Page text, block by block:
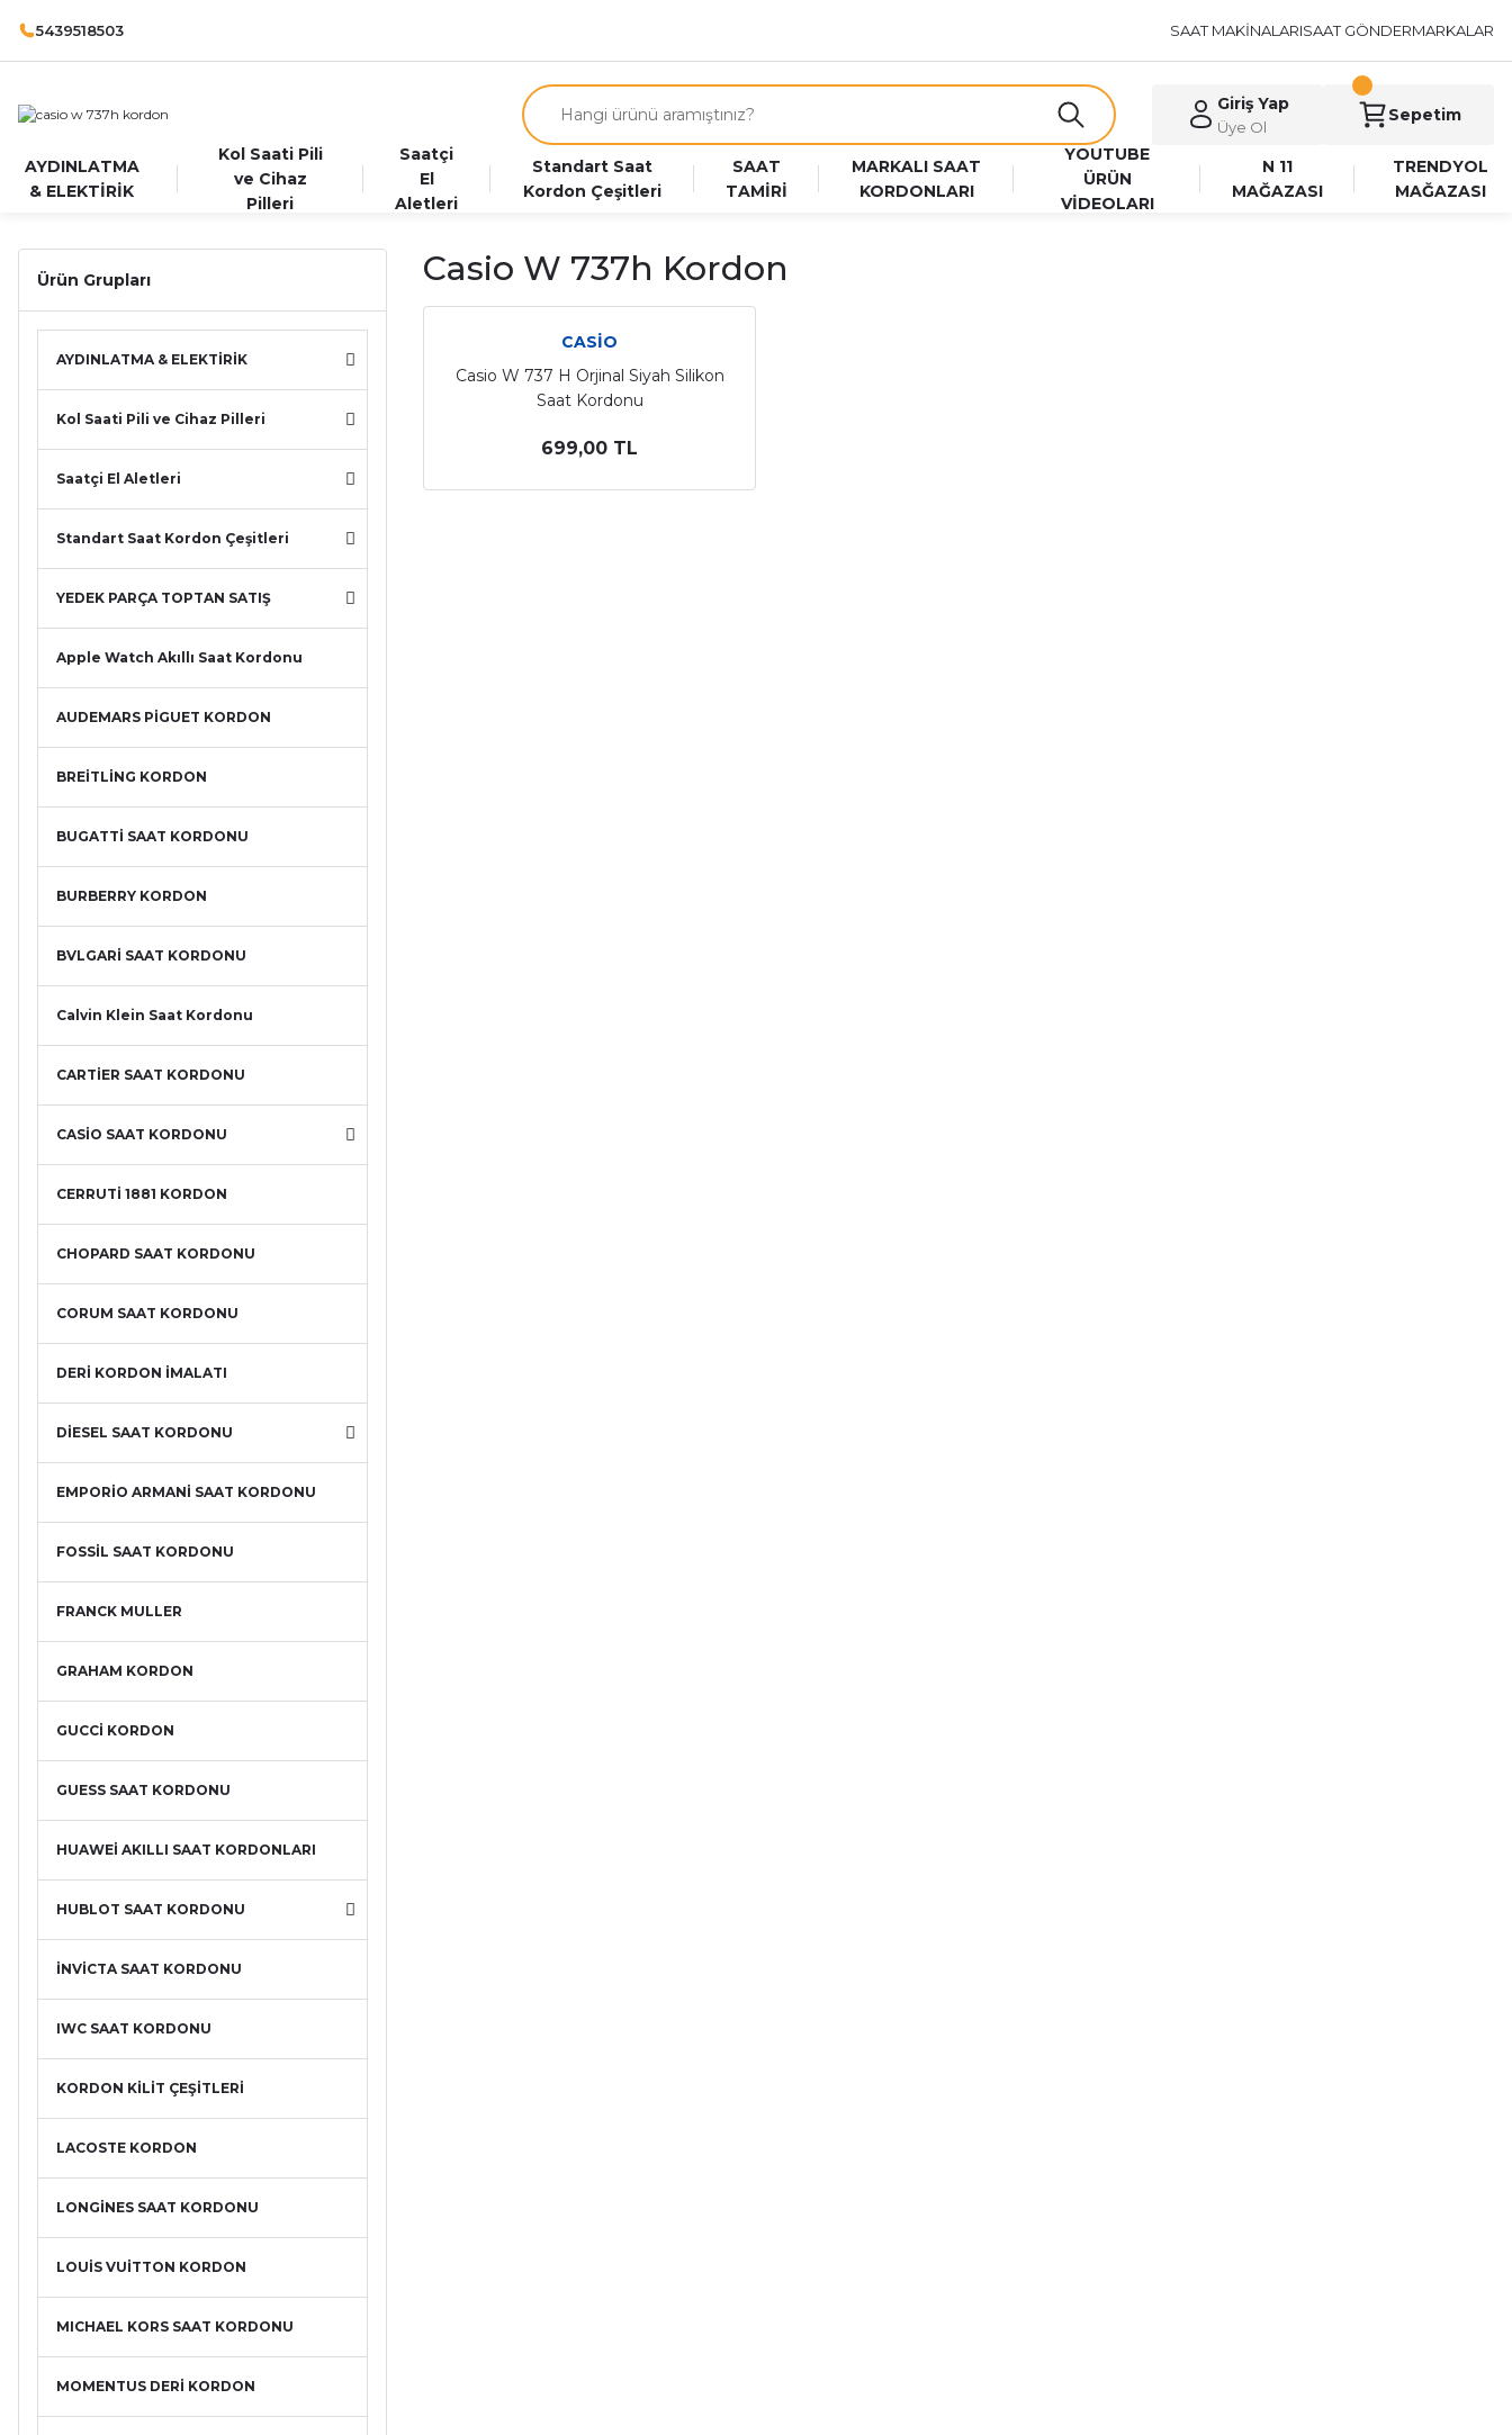
5439518503 SAAT MAKİNALARISAAT GÖNDERMARKALAR
Giriş Yap
Üye Ol
Sepetim
AYDINLATMA
& ELEKTİRİK
Kol Saati Pili
ve Cihaz
Pilleri
Saatçi
El
Aletleri
Standart Saat
Kordon Çeşitleri
SAAT
TAMİRİ
MARKALI SAAT
KORDONLARI
YOUTUBE
ÜRÜN
VİDEOLARI
N 11
MAĞAZASI
TRENDYOL
MAĞAZASI
Ürün Grupları
AYDINLATMA & ELEKTİRİK
Kol Saati Pili ve Cihaz Pilleri
Saatçi El Aletleri
Standart Saat Kordon Çeşitleri
YEDEK PARÇA TOPTAN SATIŞ
Apple Watch Akıllı Saat Kordonu
AUDEMARS PİGUET KORDON
BREİTLİNG KORDON
BUGATTİ SAAT KORDONU
BURBERRY KORDON
BVLGARİ SAAT KORDONU
Calvin Klein Saat Kordonu
CARTİER SAAT KORDONU
CASİO SAAT KORDONU
CERRUTİ 1881 KORDON
CHOPARD SAAT KORDONU
CORUM SAAT KORDONU
DERİ KORDON İMALATI
DİESEL SAAT KORDONU
EMPORİO ARMANİ SAAT KORDONU
FOSSİL SAAT KORDONU
FRANCK MULLER
GRAHAM KORDON
GUCCİ KORDON
GUESS SAAT KORDONU
HUAWEİ AKILLI SAAT KORDONLARI
HUBLOT SAAT KORDONU
İNVİCTA SAAT KORDONU
IWC SAAT KORDONU
KORDON KİLİT ÇEŞİTLERİ
LACOSTE KORDON
LONGİNES SAAT KORDONU
LOUİS VUİTTON KORDON
MICHAEL KORS SAAT KORDONU
MOMENTUS DERİ KORDON
Casio W 737h Kordon
CASİO
Casio W 737 H Orjinal Siyah Silikon
Saat Kordonu
699,00 TL